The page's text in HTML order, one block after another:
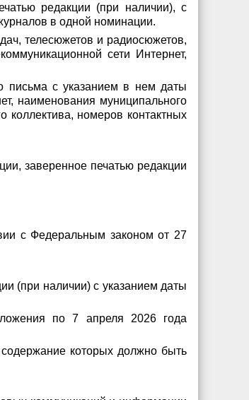
редакции (при наличии), с
в одной номинации.
телесюжетов и радиосюжетов,
сети Интернет,
письма с указанием в нем даты
наименования муниципального
коллектива, номеров контактных
заверенное печатью редакции
с Федеральным законом от 27
(при наличии) с указанием даты
по 7 апреля 2026 года
которых должно быть